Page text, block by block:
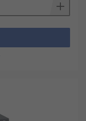
適していま
せが豊富
ギー管理シス
リットも存在